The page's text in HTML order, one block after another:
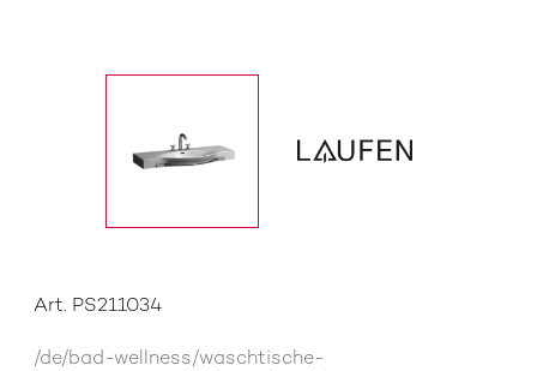
Art. PS211034
/de/bad-wellness/waschtische-